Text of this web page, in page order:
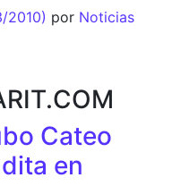
2010) por Noticias
Cateo
en